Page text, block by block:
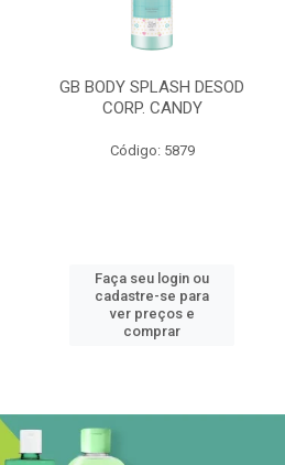
GB BODY SPLASH DESOD
CORP. CANDY
Código: 5879
Faça seu login ou
cadastre-se para
ver preços e
comprar